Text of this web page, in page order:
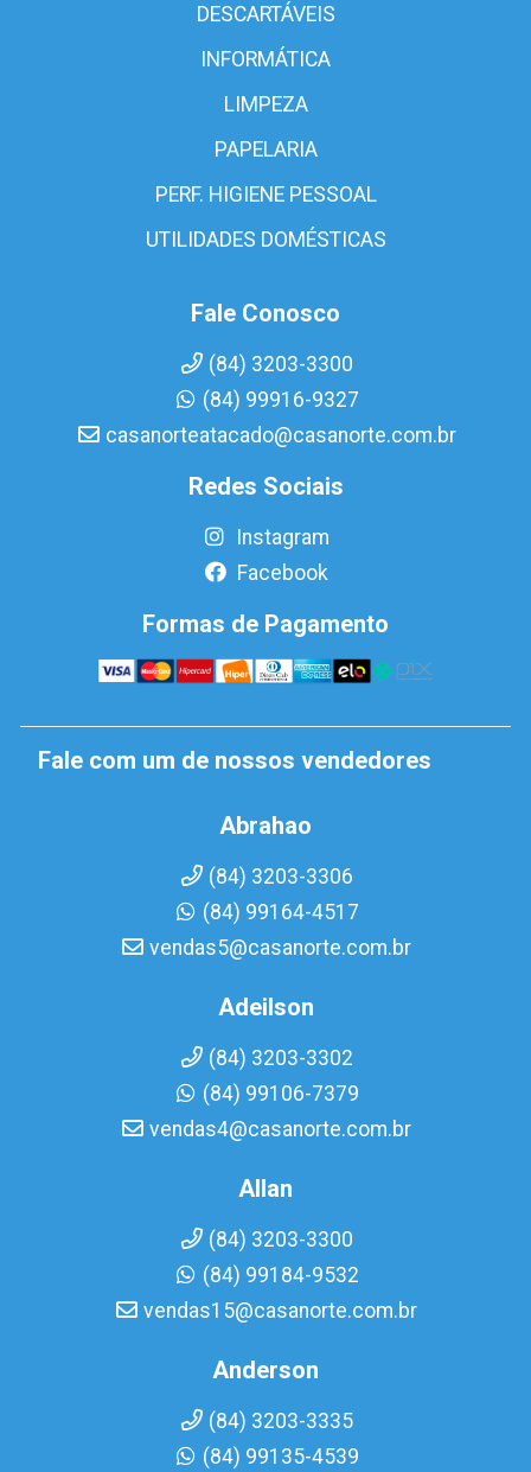
DESCARTÁVEIS
INFORMÁTICA
LIMPEZA
PAPELARIA
PERF. HIGIENE PESSOAL
UTILIDADES DOMÉSTICAS
Fale Conosco
(84) 3203-3300
(84) 99916-9327
casanorteatacado@casanorte.com.br
Redes Sociais
Instagram
Facebook
Formas de Pagamento
Fale com um de nossos vendedores
Abrahao
(84) 3203-3306
(84) 99164-4517
vendas5@casanorte.com.br
Adeilson
(84) 3203-3302
(84) 99106-7379
vendas4@casanorte.com.br
Allan
(84) 3203-3300
(84) 99184-9532
vendas15@casanorte.com.br
Anderson
(84) 3203-3335
(84) 99135-4539